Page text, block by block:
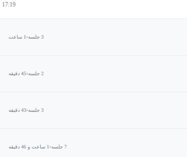
17:19
3 جلسه 1 ساعت
2 جلسه 45 دقیقه
3 جلسه 43 دقیقه
7 جلسه 1 ساعت و 46 دقیقه